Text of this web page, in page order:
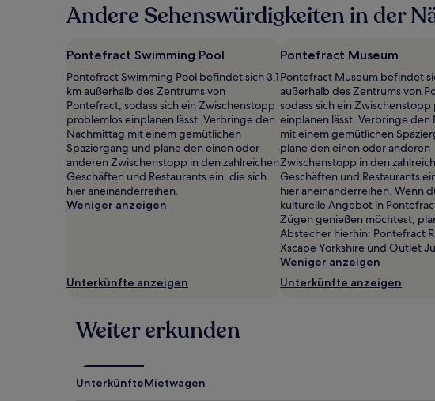
den
letzten
für
Aufenthalt
mit
1 Übernachtung
von
2 Erwachsenen
gefunden
wurde.
Preise
und
Verfügbarkeiten
können
zusätzliche
gelten.
Andere Sehenswürdigkeiten in der
Pontefract Swimming Pool
Pontefract Swimming Pool befindet sich 3,1
km außerhalb des Zentrums von
Pontefract, sodass sich ein Zwischenstopp
problemlos einplanen lässt. Verbringe den
Nachmittag mit einem gemütlichen
Spaziergang und plane den einen oder
anderen Zwischenstopp in den zahlreichen
Geschäften und Restaurants ein, die sich
hier aneinanderreihen.
Weniger anzeigen
Unterkünfte anzeigen
Pontefract Museum
Pontefract Museum befindet
außerhalb des Zentrums von
sodass sich ein
einplanen lässt. Verbringe den
mit einem gemütlichen
plane den einen oder anderen
Zwischenstopp in den
Geschäften und Restaurants
hier aneinanderreihen. Wenn
kulturelle Angebot in
Zügen genießen möchtest,
Abstecher hierhin: Pontefract
Xscape Yorkshire und Outlet
Weniger anzeigen
Unterkünfte anzeigen
Weiter erkunden
UnterkünfteMietwagen